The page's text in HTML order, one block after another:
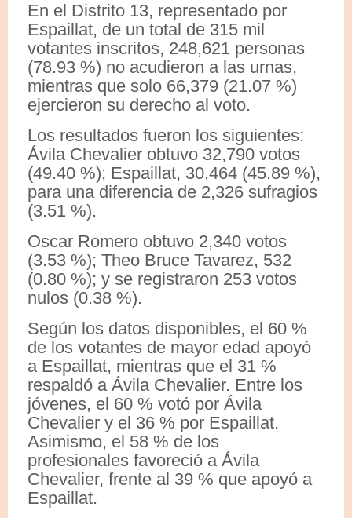
En el Distrito 13, representado por
Espaillat, de un total de 315 mil
votantes inscritos, 248,621 personas
(78.93 %) no acudieron a las urnas,
mientras que solo 66,379 (21.07 %)
ejercieron su derecho al voto.
Los resultados fueron los siguientes:
Ávila Chevalier obtuvo 32,790 votos
(49.40 %); Espaillat, 30,464 (45.89 %),
para una diferencia de 2,326 sufragios
(3.51 %).
Oscar Romero obtuvo 2,340 votos
(3.53 %); Theo Bruce Tavarez, 532
(0.80 %); y se registraron 253 votos
nulos (0.38 %).
Según los datos disponibles, el 60 %
de los votantes de mayor edad apoyó
a Espaillat, mientras que el 31 %
respaldó a Ávila Chevalier. Entre los
jóvenes, el 60 % votó por Ávila
Chevalier y el 36 % por Espaillat.
Asimismo, el 58 % de los
profesionales favoreció a Ávila
Chevalier, frente al 39 % que apoyó a
Espaillat.